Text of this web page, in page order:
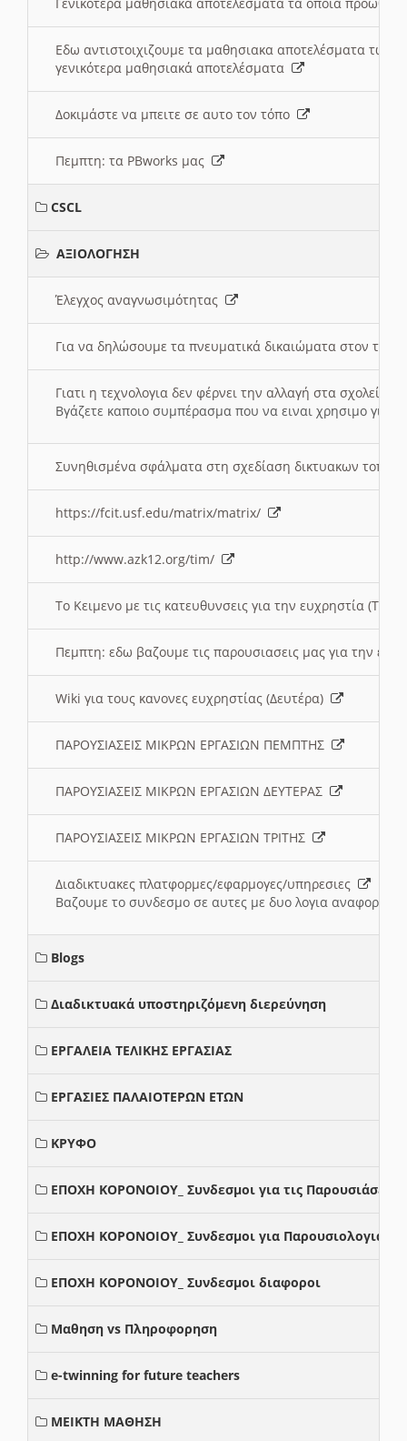
Εδω αντιστοιχιζουμε τα μαθησιακα αποτελέσματα
γενικότερα μαθησιακά αποτελέσματα
Δοκιμάστε να μπειτε σε αυτο τον τόπο
Πεμπτη: τα PBworks μας
CSCL
ΑΞΙΟΛΟΓΗΣΗ
Έλεγχος αναγνωσιμότητας
Για να δηλώσουμε τα πνευματικά δικαιώματα στον
Γιατι η τεχνολογια δεν φέρνει την αλλαγή στα σχολεία;
Βγάζετε καποιο συμπέρασμα που να ειναι χρησιμο για
Συνηθισμένα σφάλματα στη σχεδίαση δικτυακων
https://fcit.usf.edu/matrix/matrix/
http://www.azk12.org/tim/
To Κειμενο με τις κατευθυνσεις για την ευχρηστία
Πεμπτη: εδω βαζουμε τις παρουσιασεις μας για την
Wiki για τους κανονες ευχρηστίας (Δευτέρα)
ΠΑΡΟΥΣΙΑΣΕΙΣ ΜΙΚΡΩΝ ΕΡΓΑΣΙΩΝ ΠΕΜΠΤΗΣ
ΠΑΡΟΥΣΙΑΣΕΙΣ ΜΙΚΡΩΝ ΕΡΓΑΣΙΩΝ ΔΕΥΤΕΡΑΣ
ΠΑΡΟΥΣΙΑΣΕΙΣ ΜΙΚΡΩΝ ΕΡΓΑΣΙΩΝ ΤΡΙΤΗΣ
Διαδικτυακες πλατφορμες/εφαρμογες/υπηρεσιες
Βαζουμε το συνδεσμο σε αυτες με δυο λογια αναφορικα
Blogs
Διαδικτυακά υποστηριζόμενη διερεύνηση
ΕΡΓΑΛΕΙΑ ΤΕΛΙΚΗΣ ΕΡΓΑΣΙΑΣ
ΕΡΓΑΣΙΕΣ ΠΑΛΑΙΟΤΕΡΩΝ ΕΤΩΝ
ΚΡΥΦΟ
ΕΠΟΧΗ ΚΟΡΟΝΟΙΟΥ_ Συνδεσμοι για τις Παρουσιάσεις
ΕΠΟΧΗ ΚΟΡΟΝΟΙΟΥ_ Συνδεσμοι για Παρουσιολογια
ΕΠΟΧΗ ΚΟΡΟΝΟΙΟΥ_ Συνδεσμοι διαφοροι
Μαθηση vs Πληροφορηση
e-twinning for future teachers
ΜΕΙΚΤΗ ΜΑΘΗΣΗ